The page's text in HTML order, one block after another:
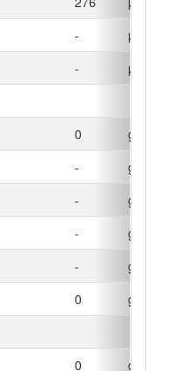
-
µg
-
µg
0
g
-
g
-
g
-
g
-
g
0
g
0
g